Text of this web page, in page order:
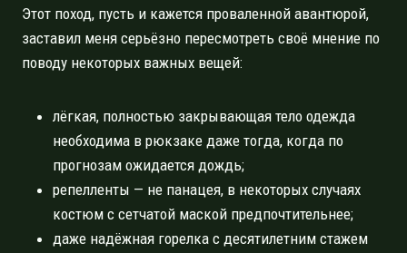
Этот поход, пусть и кажется проваленной авантюрой,
заставил меня серьёзно пересмотреть своё мнение по
поводу некоторых важных вещей:
лёгкая, полностью закрывающая тело одежда
необходима в рюкзаке даже тогда, когда по
прогнозам ожидается дождь;
репелленты — не панацея, в некоторых случаях
костюм с сетчатой маской предпочтительнее;
даже надёжная горелка с десятилетним стажем